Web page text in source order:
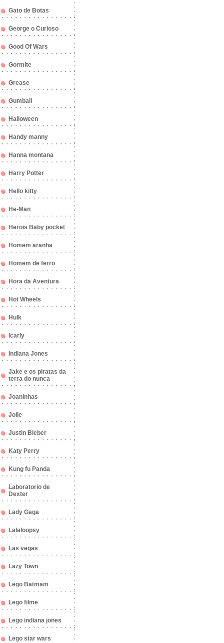
Gato de Botas
George o Curioso
Good Of Wars
Gormite
Grease
Gumball
Halloween
Handy manny
Hanna montana
Harry Potter
Hello kitty
He-Man
Herois Baby pocket
Homem aranha
Homem de ferro
Hora da Aventura
Hot Wheels
Hulk
Icarly
Indiana Jones
Jake e os piratas da
terra do nunca
Joaninhas
Jolie
Justin Bieber
Katy Perry
Kung fu Panda
Laboratorio de
Dexter
Lady Gaga
Lalaloopsy
Las vegas
Lazy Town
Lego Batmam
Lego filme
Lego indiana jones
Lego star wars